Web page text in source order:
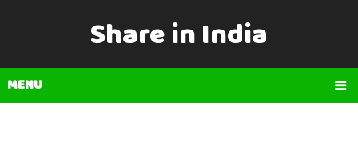
Share in India
MENU